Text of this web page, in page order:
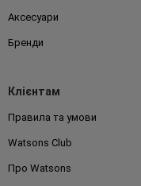
Аксесуари
Бренди
Клієнтам
Правила та умови
Watsons Club
Про Watsons